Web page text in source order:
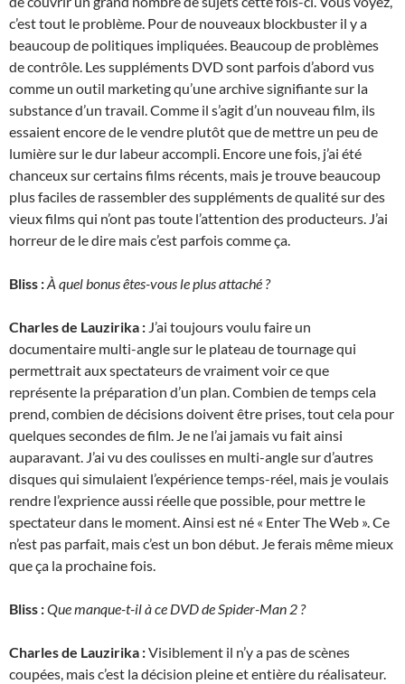
c’est tout le problème. Pour de nouveaux blockbuster il y a
beaucoup de politiques impliquées. Beaucoup de problèmes
de contrôle. Les suppléments DVD sont parfois d’abord vus
comme un outil marketing qu’une archive signifiante sur la
substance d’un travail. Comme il s’agit d’un nouveau film, ils
essaient encore de le vendre plutôt que de mettre un peu de
lumière sur le dur labeur accompli. Encore une fois, j’ai été
chanceux sur certains films récents, mais je trouve beaucoup
plus faciles de rassembler des suppléments de qualité sur des
vieux films qui n’ont pas toute l’attention des producteurs. J’ai
horreur de le dire mais c’est parfois comme ça.
Bliss :À quel bonus êtes-vous le plus attaché ?
Charles de Lauzirika : J’ai toujours voulu faire un
documentaire multi-angle sur le plateau de tournage qui
permettrait aux spectateurs de vraiment voir ce que
représente la préparation d’un plan. Combien de temps cela
prend, combien de décisions doivent être prises, tout cela pour
quelques secondes de film. Je ne l’ai jamais vu fait ainsi
auparavant. J’ai vu des coulisses en multi-angle sur d’autres
disques qui simulaient l’expérience temps-réel, mais je voulais
rendre l’exprience aussi réelle que possible, pour mettre le
spectateur dans le moment. Ainsi est né « Enter The Web ». Ce
n’est pas parfait, mais c’est un bon début. Je ferais même mieux
que ça la prochaine fois.
Bliss :Que manque-t-il à ce DVD de Spider-Man 2 ?
Charles de Lauzirika :Visiblement il n’y a pas de scènes
coupées, mais c’est la décision pleine et entière du réalisateur.